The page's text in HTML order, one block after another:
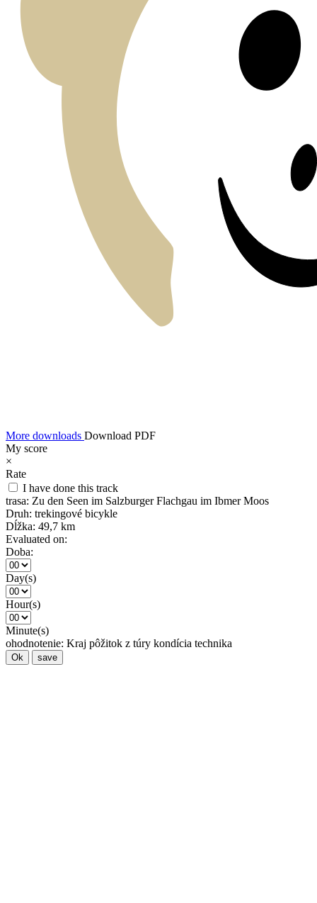
More downloads Download PDF
My score
×
Rate
I have done this track
trasa: Zu den Seen im Salzburger Flachgau im Ibmer Moos
Druh: trekingové bicykle
Dĺžka: 49,7 km
Evaluated on:
Doba:
Day(s)
Hour(s)
Minute(s)
ohodnotenie: Kraj pôžitok z túry kondícia technika
Ok save